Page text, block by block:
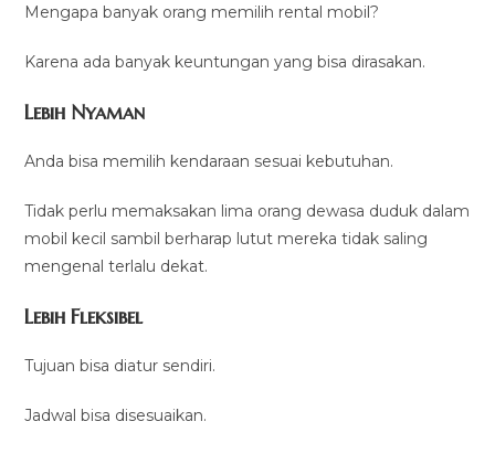
Mengapa banyak orang memilih rental mobil?
Karena ada banyak keuntungan yang bisa dirasakan.
Lebih Nyaman
Anda bisa memilih kendaraan sesuai kebutuhan.
Tidak perlu memaksakan lima orang dewasa duduk dalam
mobil kecil sambil berharap lutut mereka tidak saling
mengenal terlalu dekat.
Lebih Fleksibel
Tujuan bisa diatur sendiri.
Jadwal bisa disesuaikan.